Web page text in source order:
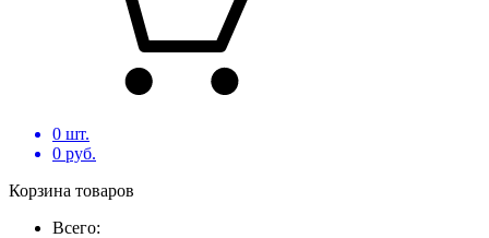
0 шт.
0 руб.
Корзина товаров
Всего: